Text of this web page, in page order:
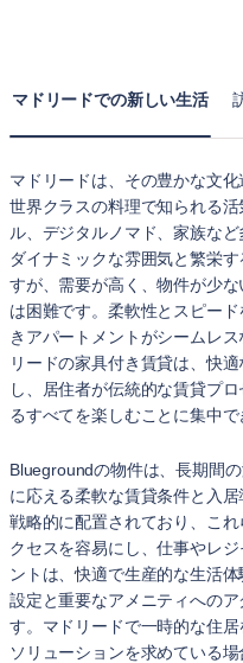
マドリードでの新しい生活
マドリードは、その豊かな文
世界クラスの料理で知られる
ル、デジタルノマド、家族な
ダイナミックな雰囲気と繁栄
すが、需要が高く、物件が少
は困難です。柔軟性とスピー
きアパートメントがシームレ
リードの家具付き賃貸は、快
し、居住者が伝統的な賃貸プ
るすべてを楽しむことに集中で
Bluegroundの物件は、長期間
に応える柔軟な賃貸条件と入
戦略的に配置されており、こ
クセスを容易にし、仕事やレ
ントは、快適で生産的な生活
設定と重要なアメニティへの
す。マドリードで一時的な住
ソリューションを求めている